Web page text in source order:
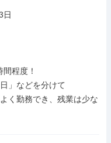
日
程度！
」などを分けて
く勤務でき、残業は少な